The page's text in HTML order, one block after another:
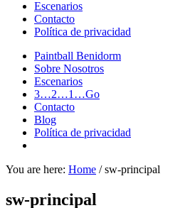
Escenarios
Contacto
Política de privacidad
Paintball Benidorm
Sobre Nosotros
Escenarios
3…2…1…Go
Contacto
Blog
Política de privacidad
You are here: Home /sw-principal
sw-principal